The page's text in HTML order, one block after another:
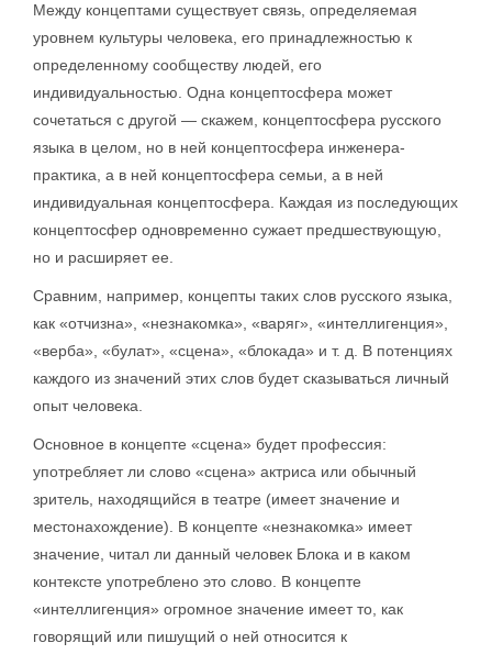
Между концептами существует связь, определяемая
уровнем культуры человека, его принадлежностью к
определенному сообществу людей, его
индивидуальностью. Одна концептосфера может
сочетаться с другой — скажем, концептосфера русского
языка в целом, но в ней концептосфера инженера-
практика, а в ней концептосфера семьи, а в ней
индивидуальная концептосфера. Каждая из последующих
концептосфер одновременно сужает предшествующую,
но и расширяет ее.
Сравним, например, концепты таких слов русского языка,
как «отчизна», «незнакомка», «варяг», «интеллигенция»,
«верба», «булат», «сцена», «блокада» и т. д. В потенциях
каждого из значений этих слов будет сказываться личный
опыт человека.
Основное в концепте «сцена» будет профессия:
употребляет ли слово «сцена» актриса или обычный
зритель, находящийся в театре (имеет значение и
местонахождение). В концепте «незнакомка» имеет
значение, читал ли данный человек Блока и в каком
контексте употреблено это слово. В концепте
«интеллигенция» огромное значение имеет то, как
говорящий или пишущий о ней относится к